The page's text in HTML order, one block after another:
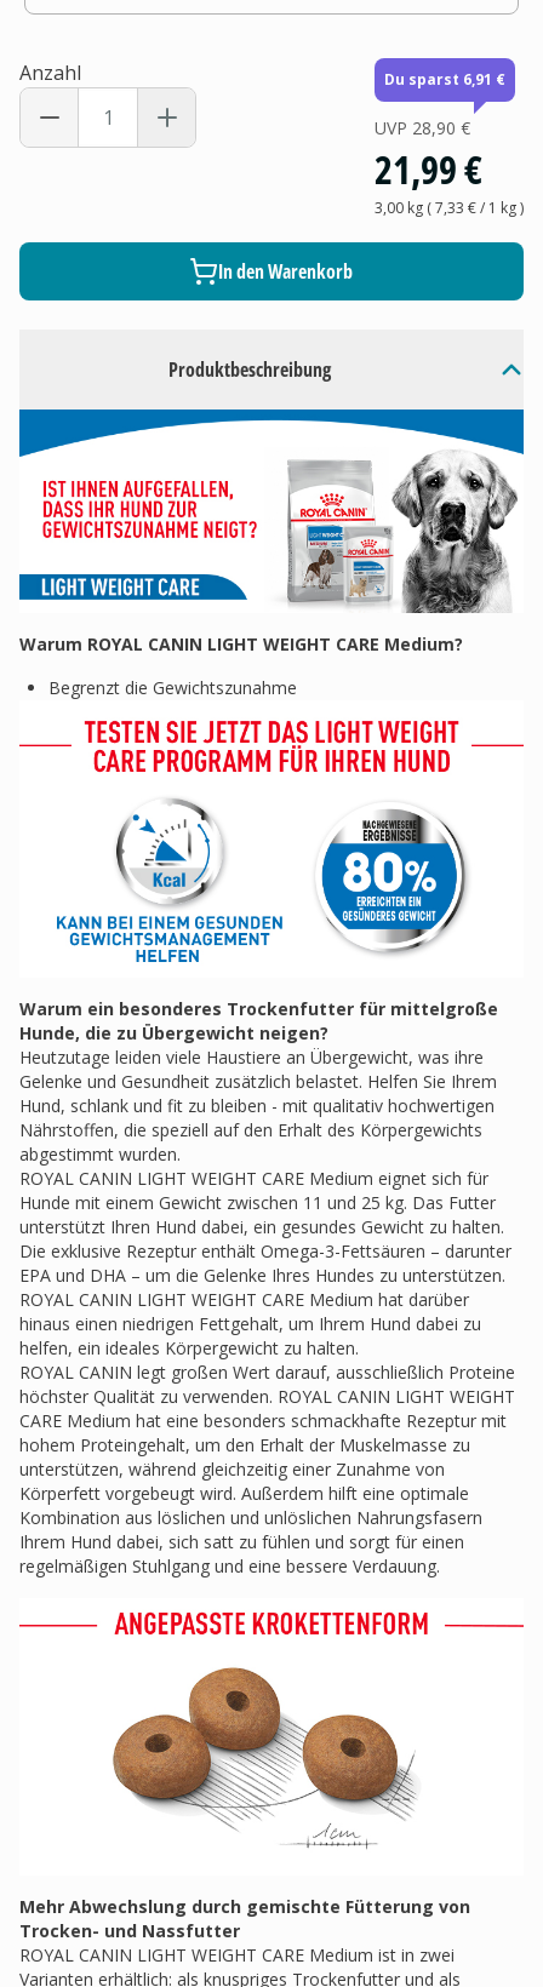
Produktbeschreibung
Warum ROYAL CANIN LIGHT WEIGHT CARE Medium?
Begrenzt die Gewichtszunahme
Warum ein besonderes Trockenfutter für mittelgroße
Hunde, die zu Übergewicht neigen?
Heutzutage leiden viele Haustiere an Übergewicht, was ihre
Gelenke und Gesundheit zusätzlich belastet. Helfen Sie Ihrem
Hund, schlank und fit zu bleiben - mit qualitativ hochwertigen
Nährstoffen, die speziell auf den Erhalt des Körpergewichts
abgestimmt wurden.
ROYAL CANIN LIGHT WEIGHT CARE Medium eignet sich für
Hunde mit einem Gewicht zwischen 11 und 25 kg. Das Futter
unterstützt Ihren Hund dabei, ein gesundes Gewicht zu halten.
Die exklusive Rezeptur enthält Omega-3-Fettsäuren – darunter
EPA und DHA – um die Gelenke Ihres Hundes zu unterstützen.
ROYAL CANIN LIGHT WEIGHT CARE Medium hat darüber
hinaus einen niedrigen Fettgehalt, um Ihrem Hund dabei zu
helfen, ein ideales Körpergewicht zu halten.
ROYAL CANIN legt großen Wert darauf, ausschließlich Proteine
höchster Qualität zu verwenden. ROYAL CANIN LIGHT WEIGHT
CARE Medium hat eine besonders schmackhafte Rezeptur mit
hohem Proteingehalt, um den Erhalt der Muskelmasse zu
unterstützen, während gleichzeitig einer Zunahme von
Körperfett vorgebeugt wird. Außerdem hilft eine optimale
Kombination aus löslichen und unlöslichen Nahrungsfasern
Ihrem Hund dabei, sich satt zu fühlen und sorgt für einen
regelmäßigen Stuhlgang und eine bessere Verdauung.
Mehr Abwechslung durch gemischte Fütterung von
Trocken- und Nassfutter
ROYAL CANIN LIGHT WEIGHT CARE Medium ist in zwei
Varianten erhältlich: als knuspriges Trockenfutter und als
Anzahl Du sparst 6,91 €
UVP 28,90 €
21,99 €
3,00 kg(7,33 €/ 1 kg)
In den Warenkorb